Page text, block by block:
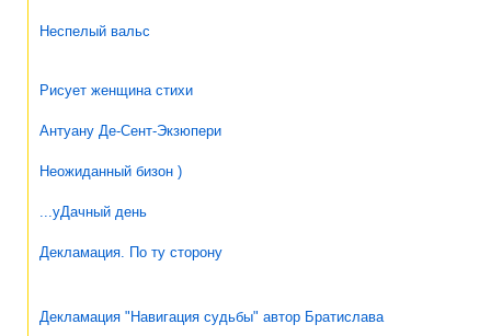
Неспелый вальс
Рисует женщина стихи
Антуану Де-Сент-Экзюпери
Неожиданный бизон )
...уДачный день
Декламация. По ту сторону
Декламация "Навигация судьбы" автор Братислава